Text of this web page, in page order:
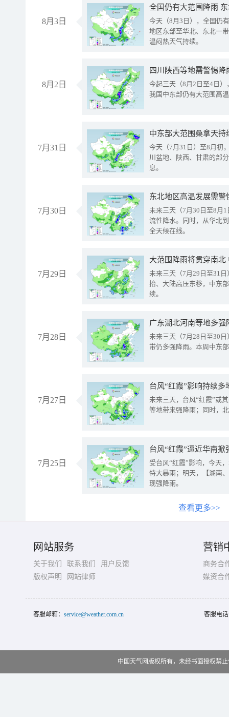
8月3日
全国仍有大范围降雨
今天（8月3日），全国仍
地区东部至华北、东北一
温闷热天气持续。
8月2日
今起三天（8月2日至4日
我国中东部仍有大范围高
7月31日
中东部大范围桑拿天
今天（7月31日）至8月初
川盆地、陕西、甘肃的部
息。
7月30日
东北地区高温发展需
未来三天（7月30日至8月
流性降水。同时，从华北
全天候在线。
7月29日
大范围降雨将贯穿南
未来三天（7月29日至31
抬、大陆高压东移，中东
续。
7月28日
广东湖北河南等地多
未来三天（7月28日至30
带仍多强降雨。本周中东
7月27日
台风“红霞”影响持续
未来三天，台风“红霞”或
等地带来强降雨；同时，
7月25日
台风“红霞”逼近华南
受台风“红霞”影响，今天
特大暴雨；明天，【湖南
现强降雨。
查看更多>>
网站服务
关于我们 联系我们
用户反馈
版权声明
网站律师
营销
商务合
媒资合
客服邮箱： service@weather.com.cn 客服电
中国天气网版权所有，未经书面授权